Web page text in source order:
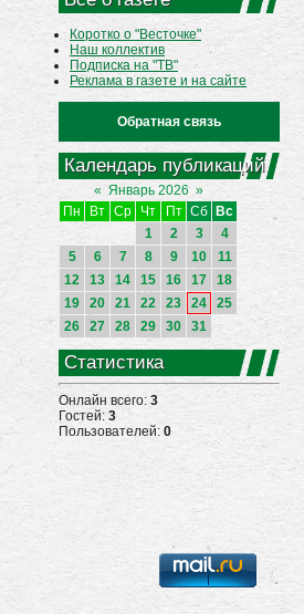
Коротко о "Весточке"
Наш коллектив
Подписка на "ТВ"
Реклама в газете и на сайте
Обратная связь
Календарь публикаций
« Январь 2026 »
Пн
Вт Ср Чт Пт Сб
Вс
1
2 3
4
5
6 7 8 9 10
11
12
13 14 15 16 17
18
19
20 21 22 23 24
25
26
27 28 29 30 31
Статистика
Онлайн всего: 3
Гостей: 3
Пользователей: 0